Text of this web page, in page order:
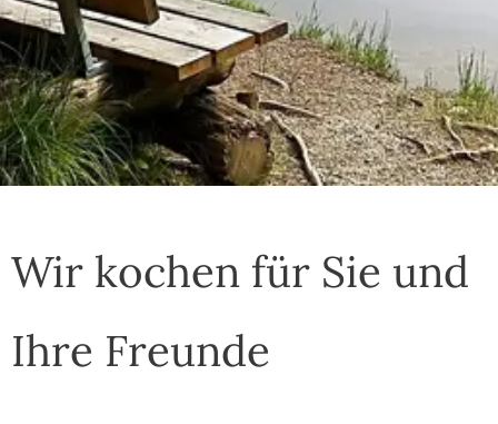
Wir kochen für Sie und
Ihre Freunde